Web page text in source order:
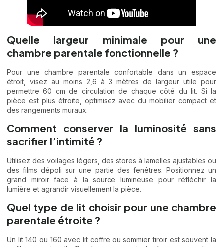
Quelle largeur minimale pour une
chambre parentale fonctionnelle ?
Pour une chambre parentale confortable dans un espace
étroit, visez au moins 2,6 à 3 mètres de largeur utile pour
permettre 60 cm de circulation de chaque côté du lit. Si la
pièce est plus étroite, optimisez avec du mobilier compact et
des rangements muraux.
Comment conserver la luminosité sans
sacrifier l’intimité ?
Utilisez des voilages légers, des stores à lamelles ajustables ou
des films dépoli sur une partie des fenêtres. Positionnez un
grand miroir face à la source lumineuse pour réfléchir la
lumière et agrandir visuellement la pièce.
Quel type de lit choisir pour une chambre
parentale étroite ?
Un lit 140 ou 160 avec lit coffre ou sommier tiroir est souvent la